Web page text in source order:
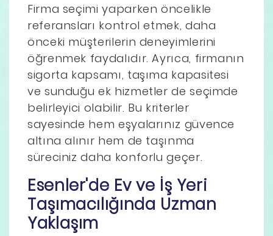
Firma seçimi yaparken öncelikle
referansları kontrol etmek, daha
önceki müşterilerin deneyimlerini
öğrenmek faydalıdır. Ayrıca, firmanın
sigorta kapsamı, taşıma kapasitesi
ve sunduğu ek hizmetler de seçimde
belirleyici olabilir. Bu kriterler
sayesinde hem eşyalarınız güvence
altına alınır hem de taşınma
süreciniz daha konforlu geçer.
Esenler'de Ev ve İş Yeri
Taşımacılığında Uzman
Yaklaşım